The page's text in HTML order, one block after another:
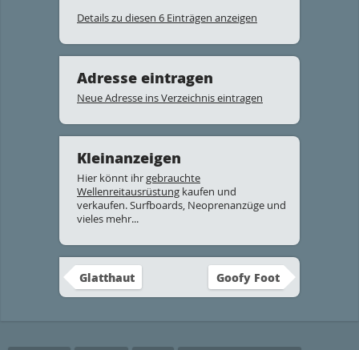
Details zu diesen 6 Einträgen anzeigen
Adresse eintragen
Neue Adresse ins Verzeichnis eintragen
Kleinanzeigen
Hier könnt ihrgebrauchte
Wellenreitausrüstung kaufen und
verkaufen. Surfboards, Neoprenanzüge und
vieles mehr...
Glatthaut Goofy Foot